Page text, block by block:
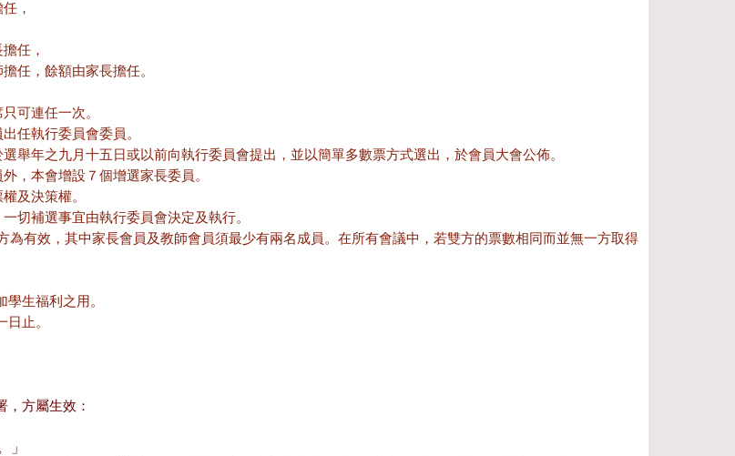
，
任，
任，餘額由家長擔任。
可連任一次。
任執行委員會委員。
舉年之九月十五日或以前向執行委員會提出，並以簡單多數票方式選出，於會員大會公佈。
外，本會增設７個增選家長委員。
及決策權。
切補選事宜由執行委員會決定及執行。
為有效，其中家長會員及教師會員須最少有兩名成員。在所有會議中，若雙方的票數相同而並無一方取得
生福利之用。
止。
方屬生效：
」